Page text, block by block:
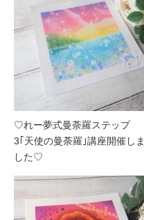
♡れー夢式曼荼羅ステップ
3｢天使の曼荼羅｣講座開催しま
した♡